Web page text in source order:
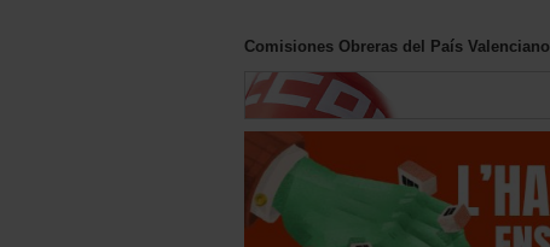
Comisiones Obreras del País Valenciano